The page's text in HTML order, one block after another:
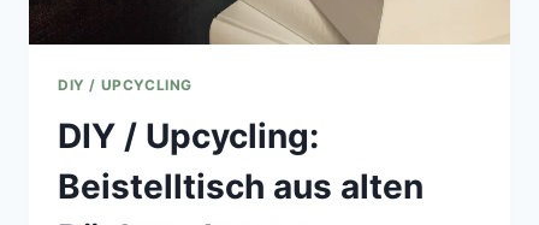
DIY / UPCYCLING
DIY / Upcycling:
Beistelltisch aus alten